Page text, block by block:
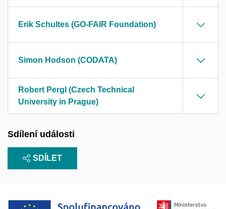
Erik Schultes (GO-FAIR Foundation)
Simon Hodson (CODATA)
Robert Pergl (Czech Technical
University in Prague)
Sdílení události
SDÍLET